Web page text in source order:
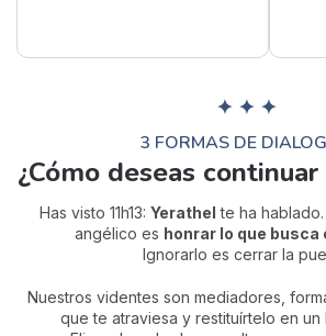
✦ ✦ ✦
3 FORMAS DE
¿Cómo deseas
Has visto 11h13: Yerathel te ha
angélico es honrar lo que busca
Ignorarlo es cerrar la
Nuestros videntes son mediadores,
que te atraviesa y restituírtelo en un